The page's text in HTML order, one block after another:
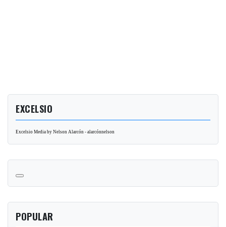
EXCELSIO
Excelsio Media by Nelson Alarcón - alarcónnelson
POPULAR